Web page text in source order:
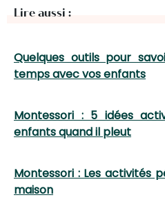
Lire aussi :
Quelques outils pour
temps avec vos enfants
Montessori : 5 idées
enfants quand il pleut
Montessori : Les activités
maison